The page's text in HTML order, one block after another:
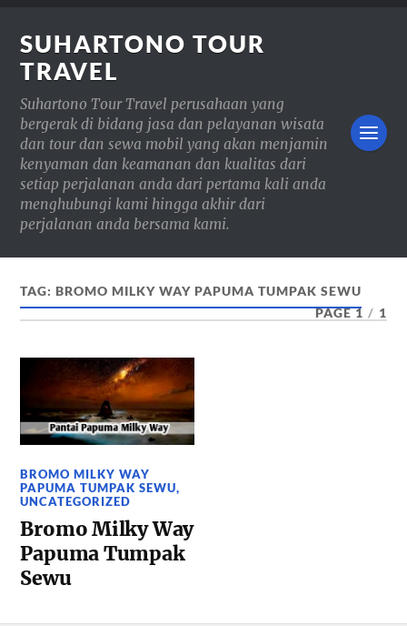
SUHARTONO TOUR
TRAVEL
Suhartono Tour Travel perusahaan yang
bergerak di bidang jasa dan pelayanan wisata
dan tour dan sewa mobil yang akan menjamin
kenyaman dan keamanan dan kualitas dari
setiap perjalanan anda dari pertama kali anda
menghubungi kami hingga akhir dari
perjalanan anda bersama kami.
TAG:BROMO MILKY WAY PAPUMA TUMPAK SEWU
PAGE 1 / 1
BROMO MILKY WAY
PAPUMA TUMPAK SEWU,
UNCATEGORIZED
Bromo Milky Way
Papuma Tumpak
Sewu